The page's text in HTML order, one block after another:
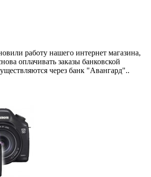
работу нашего интернет магазина,
оплачивать заказы банковской
через банк "Авангард"..